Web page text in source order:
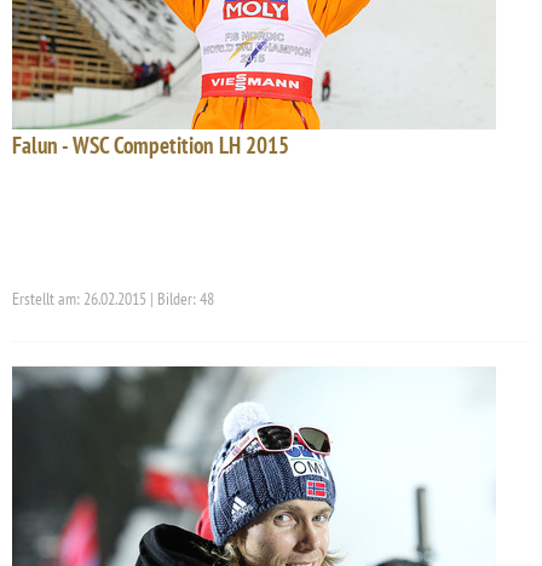
Falun - WSC Competition LH 2015
Erstellt am: 26.02.2015 | Bilder: 48